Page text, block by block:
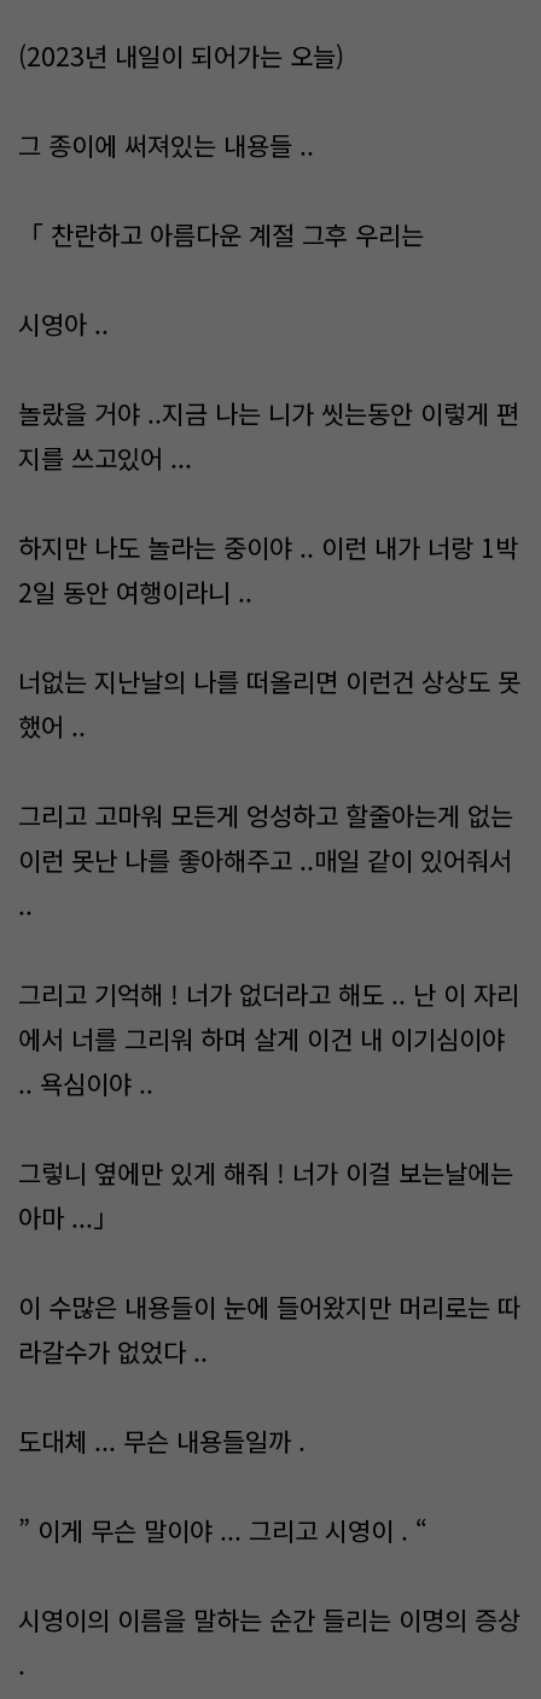
(2023년 내일이 되어가는 오늘)
그 종이에 써져있는 내용들 ..
「 찬란하고 아름다운 계절 그후 우리는
시영아 ..
놀랐을 거야 ..지금 나는 니가 씻는동안 이렇게 편
지를 쓰고있어 ...
하지만 나도 놀라는 중이야 .. 이런 내가 너랑 1박
2일 동안 여행이라니 ..
너없는 지난날의 나를 떠올리면 이런건 상상도 못
했어 ..
그리고 고마워 모든게 엉성하고 할줄아는게 없는
이런 못난 나를 좋아해주고 ..매일 같이 있어줘서
..
그리고 기억해 ! 너가 없더라고 해도 .. 난 이 자리
에서 너를 그리워 하며 살게 이건 내 이기심이야
.. 욕심이야 ..
그렇니 옆에만 있게 해줘 ! 너가 이걸 보는날에는
아마 ...」
이 수많은 내용들이 눈에 들어왔지만 머리로는 따
라갈수가 없었다 ..
도대체 ... 무슨 내용들일까 .
” 이게 무슨 말이야 ... 그리고 시영이 . “
시영이의 이름을 말하는 순간 들리는 이명의 증상
.